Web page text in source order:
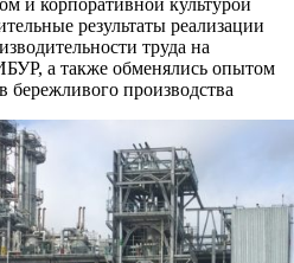
результаты реализации
труда на
а также обменялись опытом
производства